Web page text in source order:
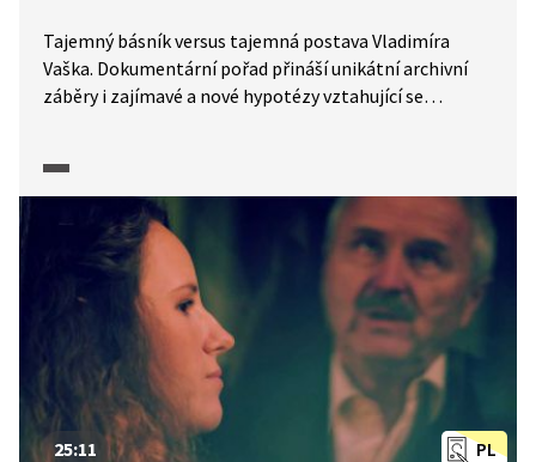
Tajemný básník versus tajemná postava Vladimíra
Vaška. Dokumentární pořad přináší unikátní archivní
záběry i zajímavé a nové hypotézy vztahující se
PL
25:11